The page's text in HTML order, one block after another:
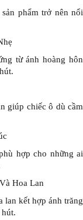
phẩm trở nên nổi
từ ánh hoàng hôn
giúp chiếc ô dù cầm
hợp cho những ai
Hoa Lan
lan kết hợp ánh trăng